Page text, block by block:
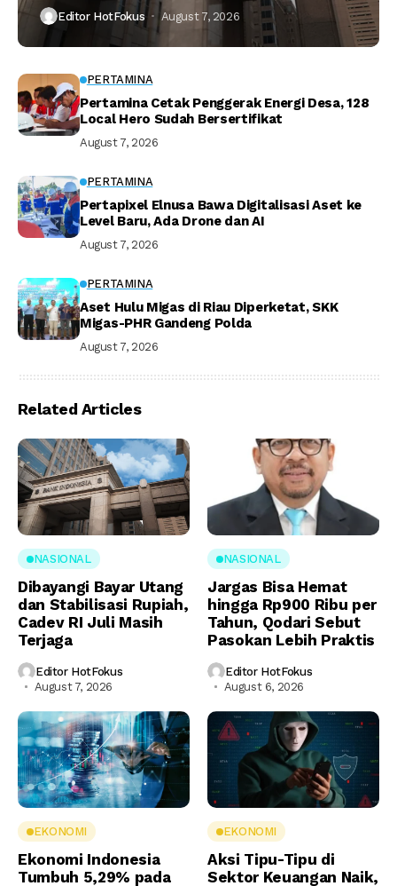
Editor HotFokus August 7, 2026
PERTAMINA
Pertamina Cetak Penggerak Energi Desa, 128
Local Hero Sudah Bersertifikat
August 7, 2026
PERTAMINA
Pertapixel Elnusa Bawa Digitalisasi Aset ke
Level Baru, Ada Drone dan AI
August 7, 2026
PERTAMINA
Aset Hulu Migas di Riau Diperketat, SKK
Migas-PHR Gandeng Polda
August 7, 2026
Related Articles
NASIONAL
Dibayangi Bayar Utang
dan Stabilisasi Rupiah,
Cadev RI Juli Masih
Terjaga
Editor HotFokus
August 7, 2026
NASIONAL
Jargas Bisa Hemat
hingga Rp900 Ribu per
Tahun, Qodari Sebut
Pasokan Lebih Praktis
Editor HotFokus
August 6, 2026
EKONOMI
Ekonomi Indonesia
Tumbuh 5,29% pada
EKONOMI
Aksi Tipu-Tipu di
Sektor Keuangan Naik,